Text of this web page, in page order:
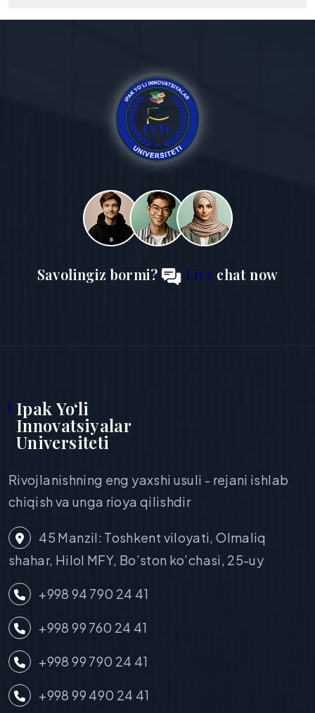
Savolingiz bormi? Live chat now
Ipak Yo‘li
Innovatsiyalar
Universiteti
Rivojlanishning eng yaxshi usuli - rejani ishlab
chiqish va unga rioya qilishdir
45 Manzil: Toshkent viloyati, Olmaliq
shahar, Hilol MFY, Bo’ston ko’chasi, 25-uy
+998 94 790 24 41
+998 99 760 24 41
+998 99 790 24 41
+998 99 490 24 41